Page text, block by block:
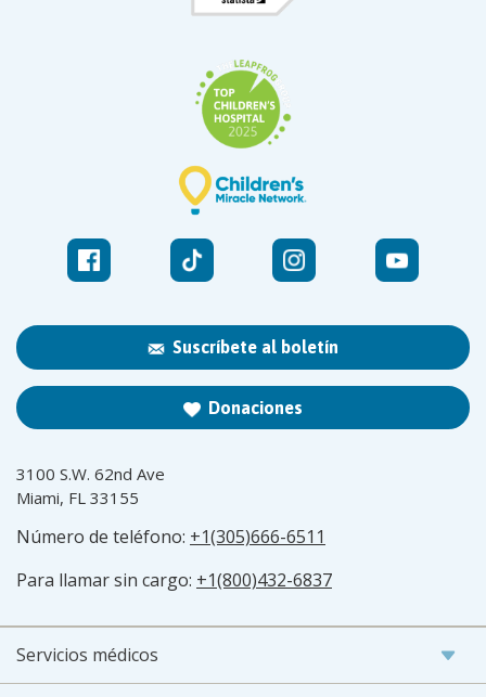
Suscríbete al boletín
Donaciones
3100 S.W. 62nd Ave
Miami, FL 33155
Número de teléfono: +1(305)666-6511
Para llamar sin cargo: +1(800)432-6837
Servicios médicos